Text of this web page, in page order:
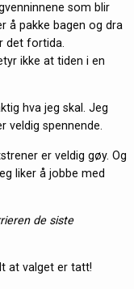
som blir
å pakke bagen og dra
det fortida.
ikke at tiden i en
hva jeg skal. Jeg
veldig spennende.
er veldig gøy. Og
liker å jobbe med
de siste
at valget er tatt!